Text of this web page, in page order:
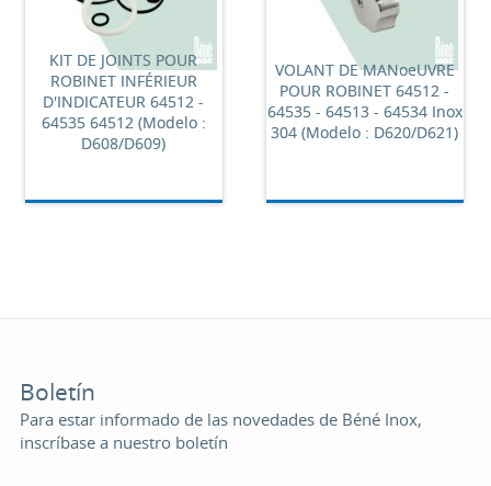
KIT DE JOINTS POUR
ROBINET INFÉRIEUR
D'INDICATEUR 64512 -
64535 64512 (Modelo :
D608/D609)
VOLANT DE MANoeUVRE
POUR ROBINET 64512 -
64535 - 64513 - 64534 Inox
304 (Modelo : D620/D621)
Boletín
Para estar informado de las novedades de Béné Inox,
inscríbase a nuestro boletín